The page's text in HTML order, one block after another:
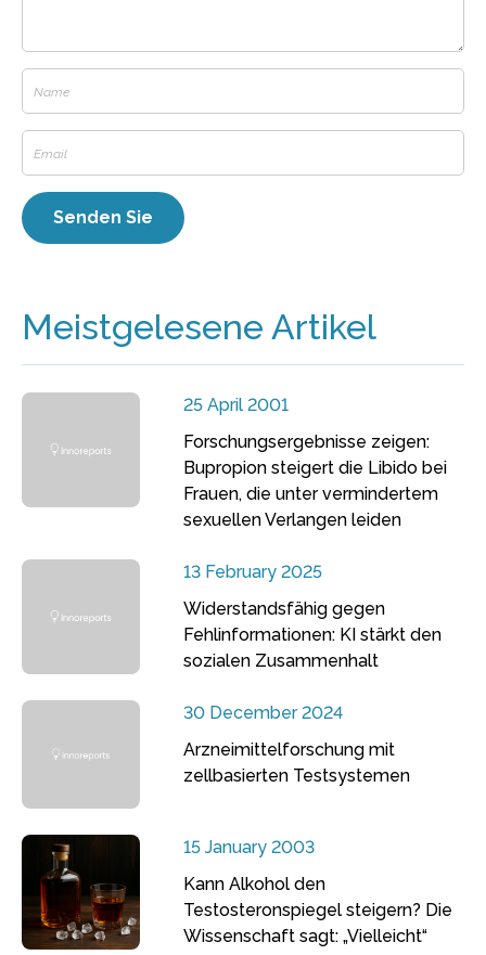
Meistgelesene Artikel
25 April 2001
Forschungsergebnisse zeigen:
Bupropion steigert die Libido bei
Frauen, die unter vermindertem
sexuellen Verlangen leiden
13 February 2025
Widerstandsfähig gegen
Fehlinformationen: KI stärkt den
sozialen Zusammenhalt
30 December 2024
Arzneimittelforschung mit
zellbasierten Testsystemen
15 January 2003
Kann Alkohol den
Testosteronspiegel steigern? Die
Wissenschaft sagt: „Vielleicht“